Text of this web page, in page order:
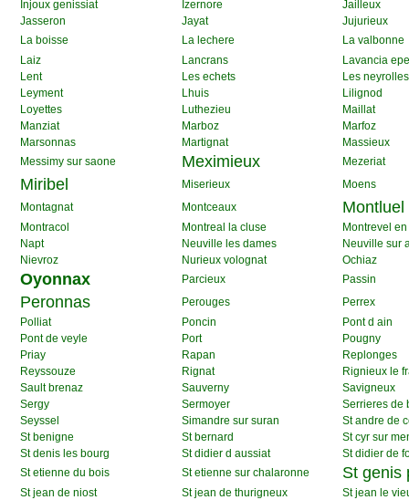
Injoux genissiat
Izernore
Jailleux
Jasseron
Jayat
Jujurieux
La boisse
La lechere
La valbonne
Laiz
Lancrans
Lavancia
Lent
Les echets
Les neyrolles
Leyment
Lhuis
Lilignod
Loyettes
Luthezieu
Maillat
Manziat
Marboz
Marfoz
Marsonnas
Martignat
Massieux
Messimy sur saone
Meximieux Mezeriat
Miribel Miserieux
Moens
Montagnat
Montceaux Montluel
Montracol Montreal la cluse
Montrevel
Napt
Neuville les dames
Neuville sur
Nievroz
Nurieux volognat Ochiaz
Oyonnax Parcieux Passin
Peronnas Perouges
Perrex
Polliat
Poncin
Pont d ain
Pont de veyle
Port
Pougny
Priay
Rapan
Replonges
Reyssouze
Rignat
Rignieux le
Sault brenaz
Sauverny
Savigneux
Sergy
Sermoyer
Serrieres de
Seyssel
Simandre sur suran
St andre de
St benigne
St bernard
St cyr sur
St denis les bourg
St didier d aussiat
St didier de
St etienne du bois
St etienne sur chalaronne St genis
St jean de niost St jean de thurigneux
St jean le